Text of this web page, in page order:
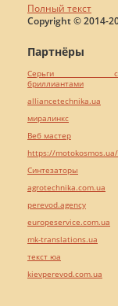
Полный текст
Copyright © 2014-
Партнёры
Серьги с
бриллиантами
alliancetechnika.ua
миралинкс
Веб мастер
https://motokosmos.ua/
Синтезаторы
agrotechnika.com.ua
perevod.agency
europeservice.com.ua
mk-translations.ua
текст юа
kievperevod.com.ua